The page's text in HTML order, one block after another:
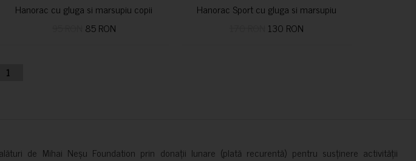
Hanorac cu gluga si marsupiu copii
85 RON
Hanorac Sport cu gluga si marsupiu
130 RON
1
de Mihai Neșu Foundation prin donații lunare (plată recurentă) pentru susținere activității